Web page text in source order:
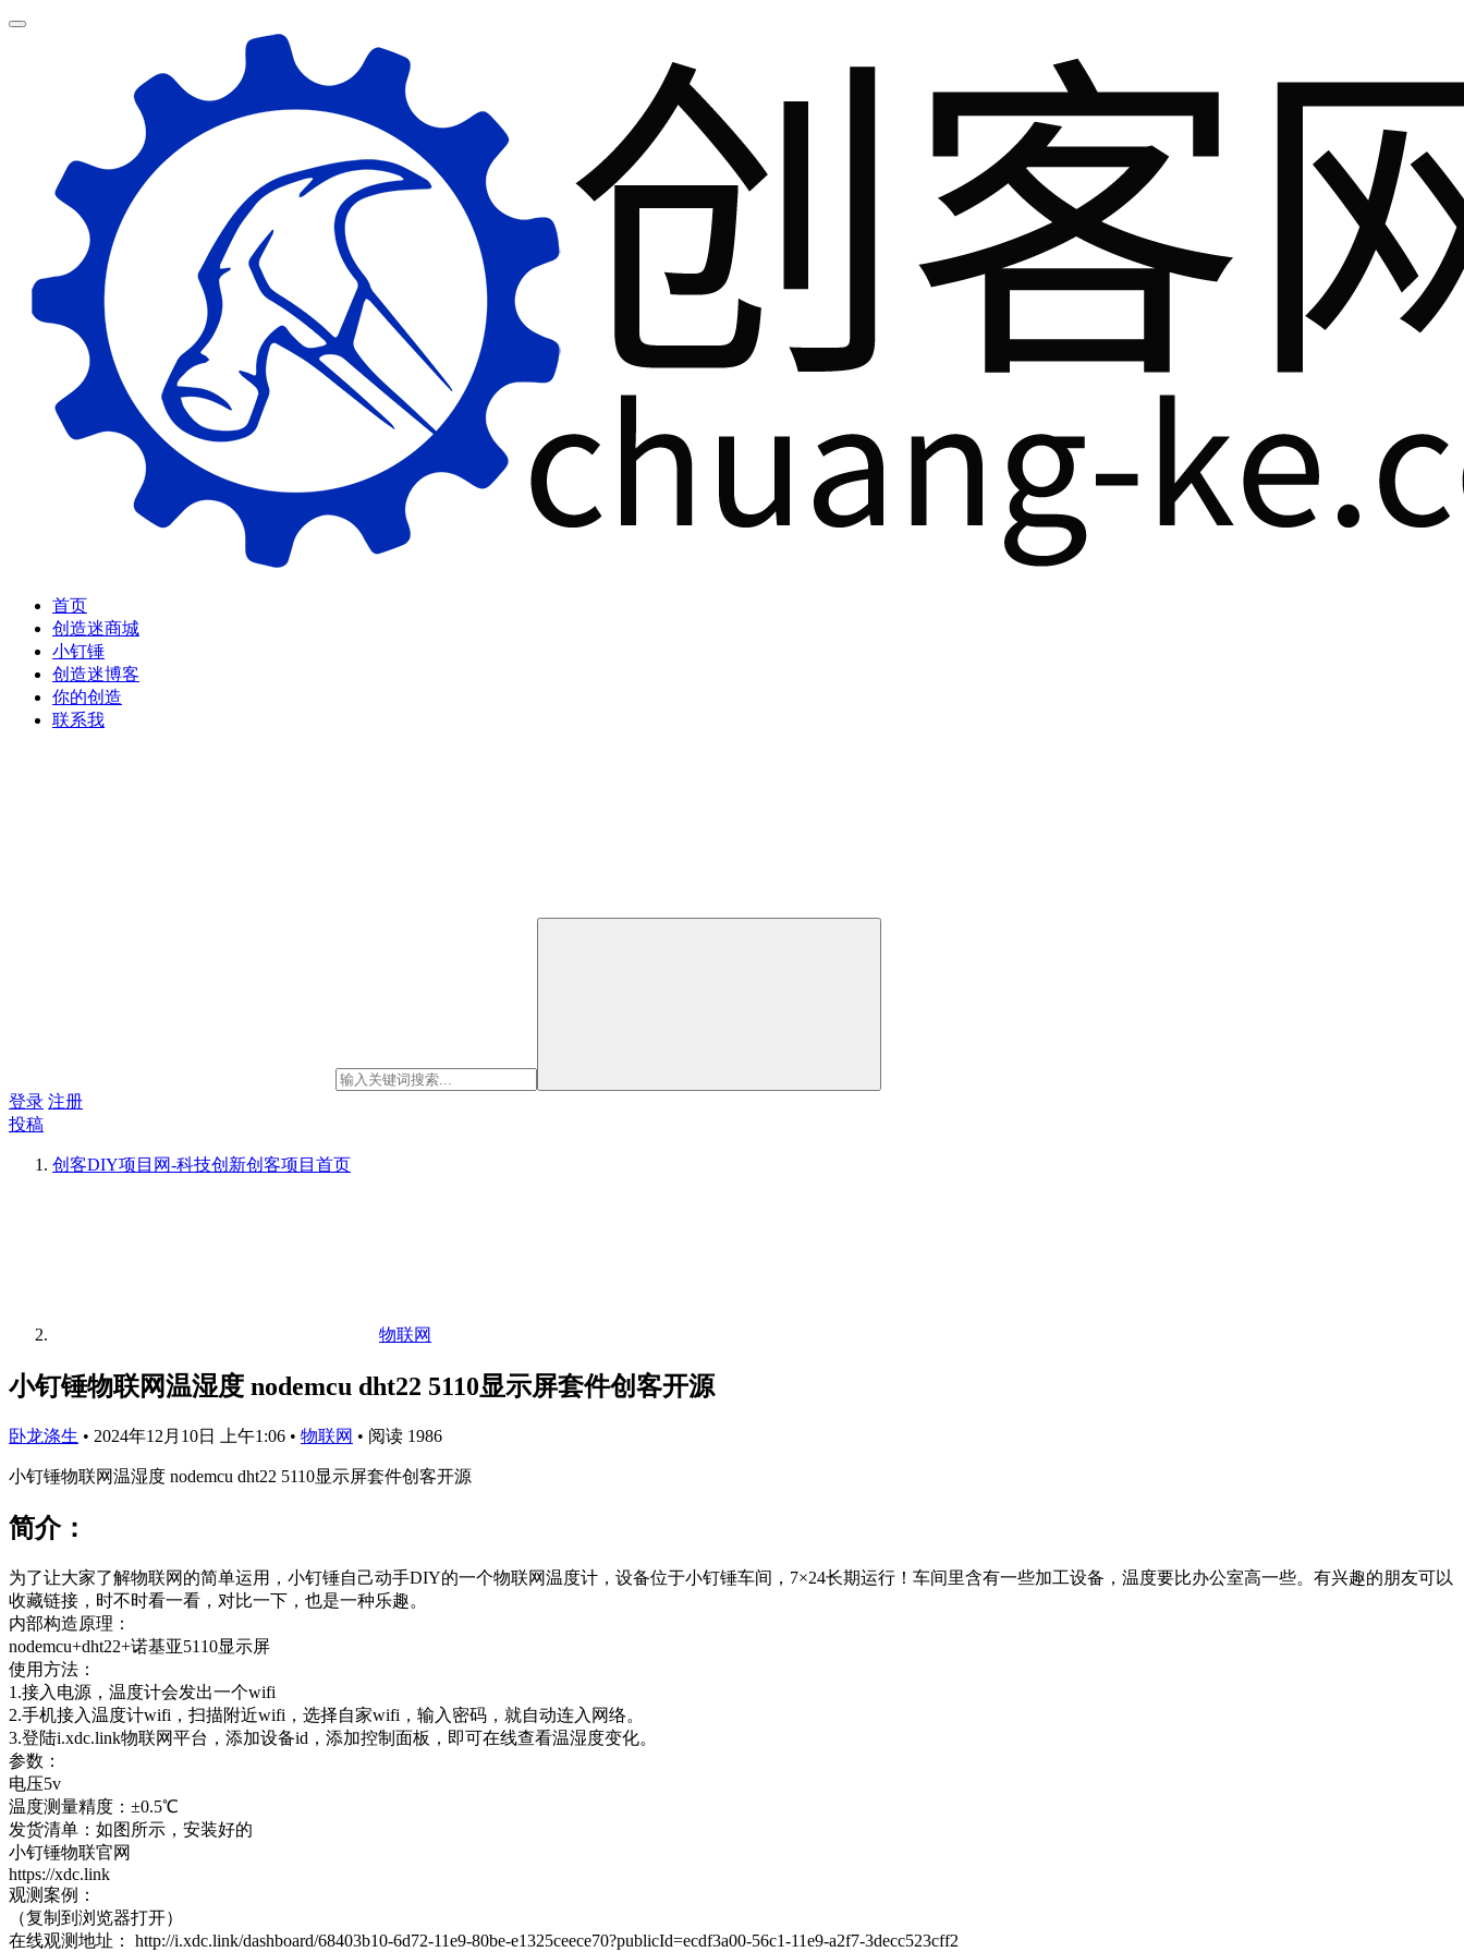
首页
创造迷商城
小钉锤
创造迷博客
你的创造
联系我
登录 注册
投稿
创客DIY项目网-科技创新创客项目 首页
物联网
小钉锤物联网温湿度 nodemcu dht22 5110显示屏套件创客开源
卧龙涤生 • 2024年12月10日 上午1:06 • 物联网 • 阅读 1986
小钉锤物联网温湿度 nodemcu dht22 5110显示屏套件创客开源
简介：
为了让大家了解物联网的简单运用，小钉锤自己动手DIY的一个物联网温度计，设备位于小钉锤车间，7×24长期运行！车间里含有一些加工设备，温度要比办公室高一些。有兴趣的朋友可以
收藏链接，时不时看一看，对比一下，也是一种乐趣。
内部构造原理：
nodemcu+dht22+诺基亚5110显示屏
使用方法：
1.接入电源，温度计会发出一个wifi
2.手机接入温度计wifi，扫描附近wifi，选择自家wifi，输入密码，就自动连入网络。
3.登陆i.xdc.link物联网平台，添加设备id，添加控制面板，即可在线查看温湿度变化。
参数：
电压5v
温度测量精度：±0.5℃
发货清单：如图所示，安装好的
小钉锤物联官网
https://xdc.link
观测案例：
（复制到浏览器打开）
在线观测地址： http://i.xdc.link/dashboard/68403b10-6d72-11e9-80be-e1325ceece70?publicId=ecdf3a00-56c1-11e9-a2f7-3decc523cff2